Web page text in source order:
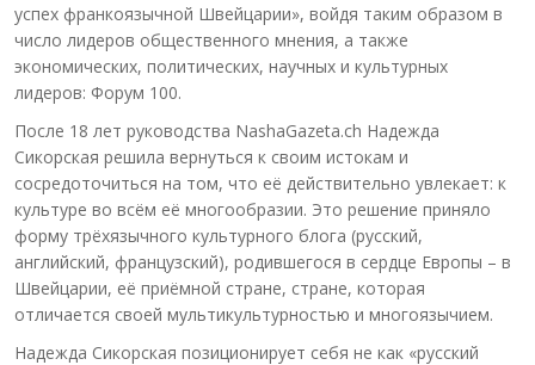
успех франкоязычной Швейцарии», войдя таким образом в
число лидеров общественного мнения, а также
экономических, политических, научных и культурных
лидеров: Форум 100.
После 18 лет руководства NashaGazeta.ch Надежда
Сикорская решила вернуться к своим истокам и
сосредоточиться на том, что её действительно увлекает: к
культуре во всём её многообразии. Это решение приняло
форму трёхязычного культурного блога (русский,
английский, французский), родившегося в сердце Европы – в
Швейцарии, её приёмной стране, стране, которая
отличается своей мультикультурностью и многоязычием.
Надежда Сикорская позиционирует себя не как «русский